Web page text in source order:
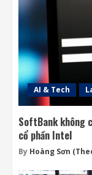
4
AI & Tech
SoftBank không
cổ phần Intel
By Hoàng Sơn